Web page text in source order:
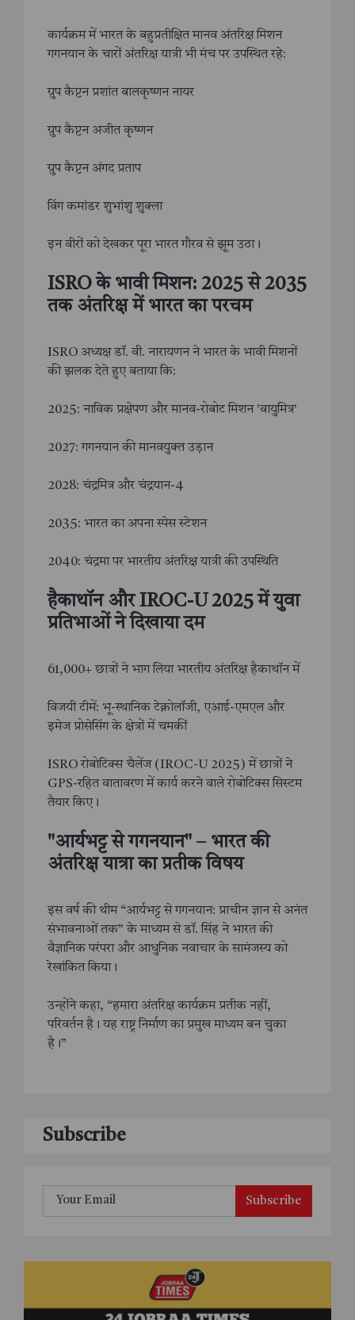
कार्यक्रम में भारत के बहुप्रतीक्षित मानव अंतरिक्ष मिशन
गगनयान के चारों अंतरिक्ष यात्री भी मंच पर उपस्थित रहे:
ग्रुप कैप्टन प्रशांत बालकृष्णन नायर
ग्रुप कैप्टन अजीत कृष्णन
ग्रुप कैप्टन अंगद प्रताप
विंग कमांडर शुभांशु शुक्ला
इन वीरों को देखकर पूरा भारत गौरव से झूम उठा।
ISRO के भावी मिशन: 2025 से 2035
तक अंतरिक्ष में भारत का परचम
ISRO अध्यक्ष डॉ. वी. नारायणन ने भारत के भावी मिशनों
की झलक देते हुए बताया कि:
2025: नाविक प्रक्षेपण और मानव-रोबोट मिशन 'वायुमित्र'
2027: गगनयान की मानवयुक्त उड़ान
2028: चंद्रमित्र और चंद्रयान-4
2035: भारत का अपना स्पेस स्टेशन
2040: चंद्रमा पर भारतीय अंतरिक्ष यात्री की उपस्थिति
हैकाथॉन और IROC-U 2025 में युवा
प्रतिभाओं ने दिखाया दम
61,000+ छात्रों ने भाग लिया भारतीय अंतरिक्ष हैकाथॉन में
विजयी टीमें: भू-स्थानिक टेक्नोलॉजी, एआई-एमएल और
इमेज प्रोसेसिंग के क्षेत्रों में चमकीं
ISRO रोबोटिक्स चैलेंज (IROC-U 2025) में छात्रों ने
GPS-रहित वातावरण में कार्य करने वाले रोबोटिक्स सिस्टम
तैयार किए।
"आर्यभट्ट से गगनयान" – भारत की
अंतरिक्ष यात्रा का प्रतीक विषय
इस वर्ष की थीम “आर्यभट्ट से गगनयान: प्राचीन ज्ञान से अनंत
संभावनाओं तक” के माध्यम से डॉ. सिंह ने भारत की
वैज्ञानिक परंपरा और आधुनिक नवाचार के सामंजस्य को
रेखांकित किया।
उन्होंने कहा, “हमारा अंतरिक्ष कार्यक्रम प्रतीक नहीं,
परिवर्तन है। यह राष्ट्र निर्माण का प्रमुख माध्यम बन चुका
है।”
Subscribe
Subscribe